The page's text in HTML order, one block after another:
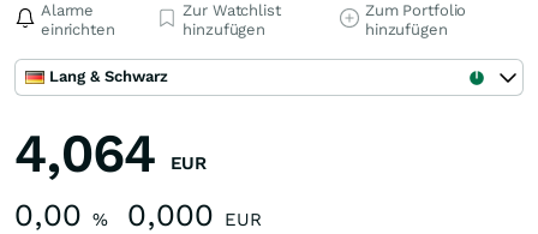
Alarme
einrichten
Zur Watchlist
hinzufügen
Zum Portfolio
hinzufügen
Lang & Schwarz
4,064 EUR
0,00 % 0,000 EUR